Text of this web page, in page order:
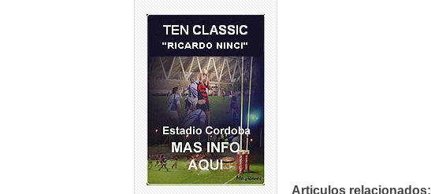
Articulos relacionados: